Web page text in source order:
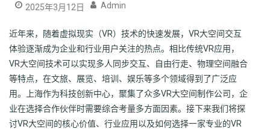
2025年3月12日 Admin
近年来，随着虚拟现实（VR）技术的快速发展，VR大空间交互
体验逐渐成为企业和行业用户关注的热点。相比传统VR应用，
VR大空间技术可以实现多人同步交互、自由行走、物理空间融合
等特点，在文旅、展览、培训、娱乐等多个领域得到了广泛应
用。上海作为科技创新中心，聚集了众多VR大空间制作公司，企
业在选择合作伙伴时需要综合考量多方面因素。接下来我们将探
讨VR大空间的核心价值、行业应用以及如何选择一家专业的VR